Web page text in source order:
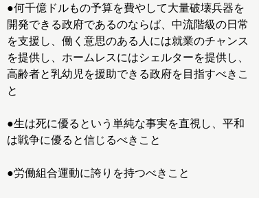
●何千億ドルもの予算を費やして大量破壊兵器を
開発できる政府であるのならば、中流階級の日常
を支援し、働く意思のある人には就業のチャンス
を提供し、ホームレスにはシェルターを提供し、
高齢者と乳幼児を援助できる政府を目指すべきこ
と
●生は死に優るという単純な事実を直視し、平和
は戦争に優ると信じるべきこと
●労働組合運動に誇りを持つべきこと